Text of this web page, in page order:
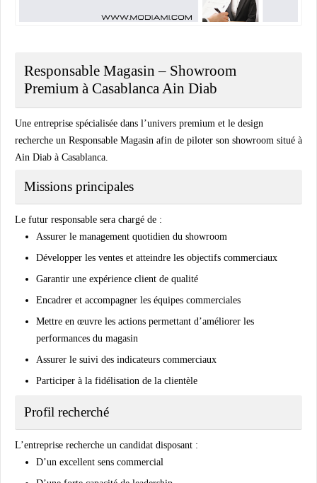
Responsable Magasin – Showroom
Premium à Casablanca Ain Diab
Une entreprise spécialisée dans l’univers premium et le design
recherche un Responsable Magasin afin de piloter son showroom situé à
Ain Diab à Casablanca.
Missions principales
Le futur responsable sera chargé de :
Assurer le management quotidien du showroom
Développer les ventes et atteindre les objectifs commerciaux
Garantir une expérience client de qualité
Encadrer et accompagner les équipes commerciales
Mettre en œuvre les actions permettant d’améliorer les
performances du magasin
Assurer le suivi des indicateurs commerciaux
Participer à la fidélisation de la clientèle
Profil recherché
L’entreprise recherche un candidat disposant :
D’un excellent sens commercial